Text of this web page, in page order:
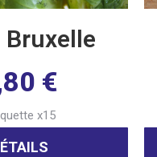
Bruxelle
€
x15